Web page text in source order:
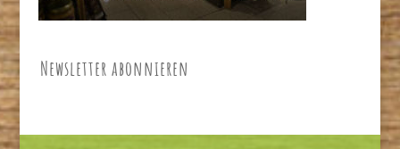
Newsletter abonnieren